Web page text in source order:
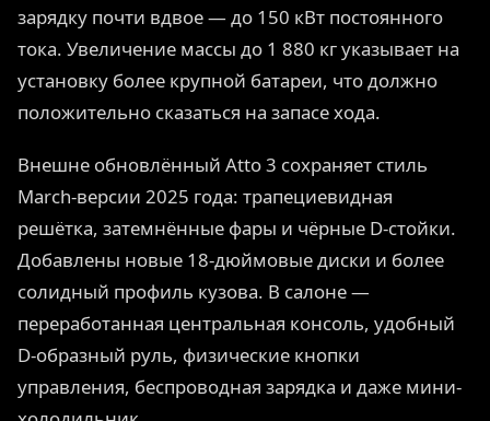
зарядку почти вдвое — до 150 кВт постоянного
тока. Увеличение массы до 1 880 кг указывает на
установку более крупной батареи, что должно
положительно сказаться на запасе хода.
Внешне обновлённый Atto 3 сохраняет стиль
March-версии 2025 года: трапециевидная
решётка, затемнённые фары и чёрные D-стойки.
Добавлены новые 18-дюймовые диски и более
солидный профиль кузова. В салоне —
переработанная центральная консоль, удобный
D-образный руль, физические кнопки
управления, беспроводная зарядка и даже мини-